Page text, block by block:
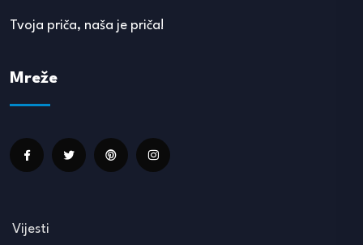
Tvoja priča, naša je priča!
Mreže
Vijesti